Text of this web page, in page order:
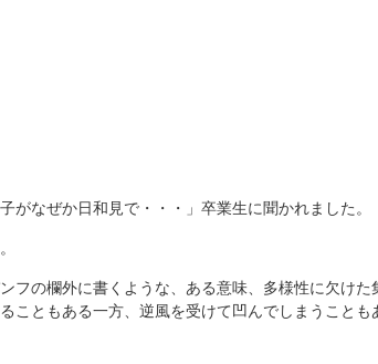
がなぜか日和見で・・・」卒業生に聞かれました。
フの欄外に書くような、ある意味、多様性に欠けた
こともある一方、逆風を受けて凹んでしまうことも